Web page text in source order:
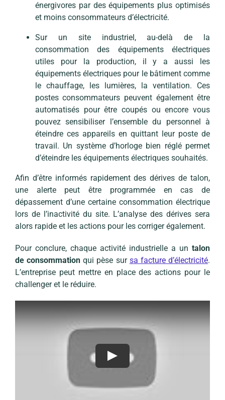
énergivores par des équipements plus optimisés
et moins consommateurs d’électricité.
Sur un site industriel, au-delà de la
consommation des équipements électriques
utiles pour la production, il y a aussi les
équipements électriques pour le bâtiment comme
le chauffage, les lumières, la ventilation. Ces
postes consommateurs peuvent également être
automatisés pour être coupés ou encore vous
pouvez sensibiliser l’ensemble du personnel à
éteindre ces appareils en quittant leur poste de
travail. Un système d’horloge bien réglé permet
d’éteindre les équipements électriques souhaités.
Afin d’être informés rapidement des dérives de talon,
une alerte peut être programmée en cas de
dépassement d’une certaine consommation électrique
lors de l’inactivité du site. L’analyse des dérives sera
alors rapide et les actions pour les corriger également.
Pour conclure, chaque activité industrielle a un talon
de consommation qui pèse sur sa facture d’électricité.
L’entreprise peut mettre en place des actions pour le
challenger et le réduire.